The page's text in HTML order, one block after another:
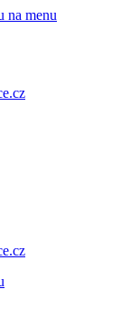
na menu